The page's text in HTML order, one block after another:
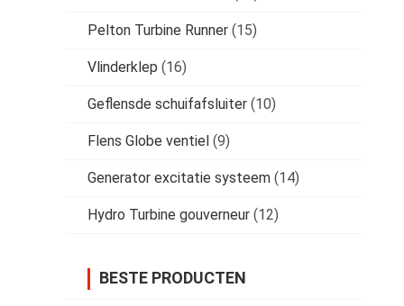
Pelton Turbine Runner (15)
Vlinderklep (16)
Geflensde schuifafsluiter (10)
Flens Globe ventiel (9)
Generator excitatie systeem (14)
Hydro Turbine gouverneur (12)
BESTE PRODUCTEN